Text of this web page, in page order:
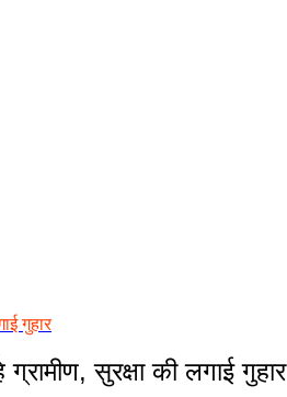
गुहार
सुरक्षा की लगाई गुहार